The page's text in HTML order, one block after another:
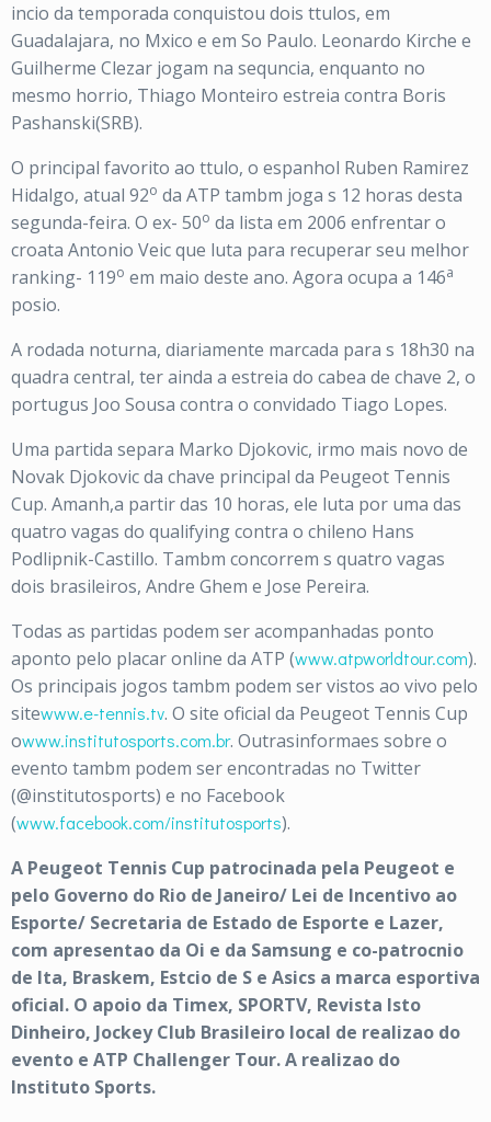
incio da temporada conquistou dois ttulos, em
Guadalajara, no Mxico e em So Paulo. Leonardo Kirche e
Guilherme Clezar jogam na sequncia, enquanto no
mesmo horrio, Thiago Monteiro estreia contra Boris
Pashanski(SRB).
O principal favorito ao ttulo, o espanhol Ruben Ramirez
Hidalgo, atual 92o da ATP tambm joga s 12 horas desta
segunda-feira. O ex- 50o da lista em 2006 enfrentar o
croata Antonio Veic que luta para recuperar seu melhor
ranking- 119o em maio deste ano. Agora ocupa a 146a
posio.
A rodada noturna, diariamente marcada para s 18h30 na
quadra central, ter ainda a estreia do cabea de chave 2, o
portugus Joo Sousa contra o convidado Tiago Lopes.
Uma partida separa Marko Djokovic, irmo mais novo de
Novak Djokovic da chave principal da Peugeot Tennis
Cup. Amanh,a partir das 10 horas, ele luta por uma das
quatro vagas do qualifying contra o chileno Hans
Podlipnik-Castillo. Tambm concorrem s quatro vagas
dois brasileiros, Andre Ghem e Jose Pereira.
Todas as partidas podem ser acompanhadas ponto
aponto pelo placar online da ATP (www.atpworldtour.com).
Os principais jogos tambm podem ser vistos ao vivo pelo
sitewww.e-tennis.tv. O site oficial da Peugeot Tennis Cup
owww.institutosports.com.br. Outrasinformaes sobre o
evento tambm podem ser encontradas no Twitter
(@institutosports) e no Facebook
(www.facebook.com/institutosports).
A Peugeot Tennis Cup patrocinada pela Peugeot e
pelo Governo do Rio de Janeiro/ Lei de Incentivo ao
Esporte/ Secretaria de Estado de Esporte e Lazer,
com apresentao da Oi e da Samsung e co-patrocnio
de Ita, Braskem, Estcio de S e Asics a marca esportiva
oficial. O apoio da Timex, SPORTV, Revista Isto
Dinheiro, Jockey Club Brasileiro local de realizao do
evento e ATP Challenger Tour. A realizao do
Instituto Sports.